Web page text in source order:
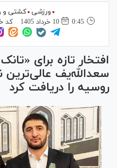
ورزشی
کشتی و
0:45
10 خرداد 1405 کد
افتخار تازه برای
سعدالله‌یف عالی‌ترین
روسیه را دریافت کرد